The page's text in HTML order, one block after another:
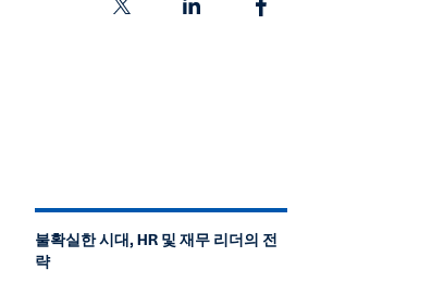
불확실한 시대, HR 및 재무 리더의 전
략